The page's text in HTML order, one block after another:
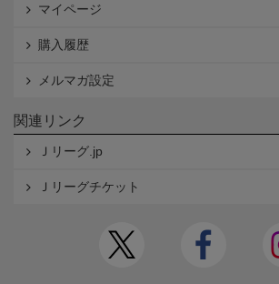
マイページ
購入履歴
メルマガ設定
関連リンク
Ｊリーグ.jp
Ｊリーグチケット